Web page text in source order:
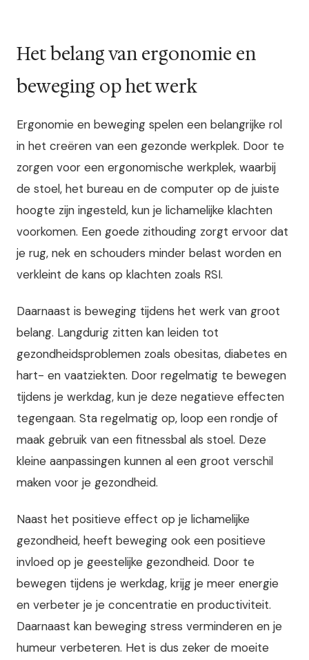
Het belang van ergonomie en
beweging op het werk
Ergonomie en beweging spelen een belangrijke rol
in het creëren van een gezonde werkplek. Door te
zorgen voor een ergonomische werkplek, waarbij
de stoel, het bureau en de computer op de juiste
hoogte zijn ingesteld, kun je lichamelijke klachten
voorkomen. Een goede zithouding zorgt ervoor dat
je rug, nek en schouders minder belast worden en
verkleint de kans op klachten zoals RSI.
Daarnaast is beweging tijdens het werk van groot
belang. Langdurig zitten kan leiden tot
gezondheidsproblemen zoals obesitas, diabetes en
hart- en vaatziekten. Door regelmatig te bewegen
tijdens je werkdag, kun je deze negatieve effecten
tegengaan. Sta regelmatig op, loop een rondje of
maak gebruik van een fitnessbal als stoel. Deze
kleine aanpassingen kunnen al een groot verschil
maken voor je gezondheid.
Naast het positieve effect op je lichamelijke
gezondheid, heeft beweging ook een positieve
invloed op je geestelijke gezondheid. Door te
bewegen tijdens je werkdag, krijg je meer energie
en verbeter je je concentratie en productiviteit.
Daarnaast kan beweging stress verminderen en je
humeur verbeteren. Het is dus zeker de moeite